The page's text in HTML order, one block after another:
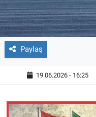
Paylaş
19.06.2026 - 16:25